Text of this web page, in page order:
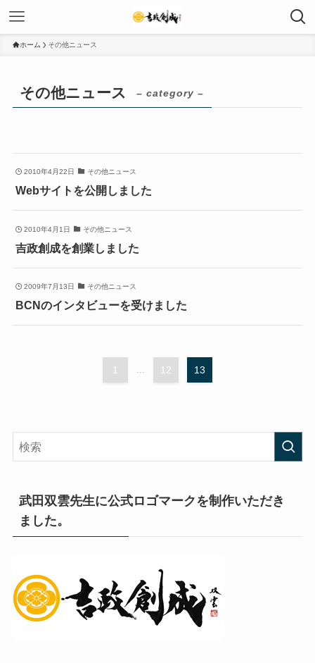
ホーム その他ニュース
その他ニュース – category –
2010年4月22日 その他ニュース
Webサイトを公開しました
2010年4月1日 その他ニュース
吉政創成を創業しました
2009年7月13日 その他ニュース
BCNのインタビューを受けました
1 12 13
武田双雲先生に公式ロゴマークを制作いただき
ました。